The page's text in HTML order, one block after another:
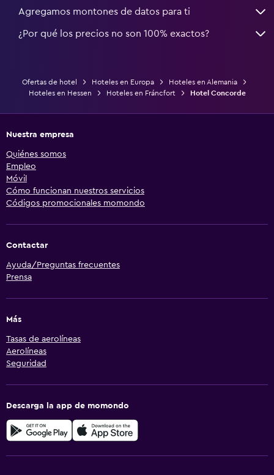
Agregamos montones de datos para ti
¿Por qué los precios no son 100% exactos?
Ofertas de hotel Hoteles en Europa
Hoteles en Alemania
Hoteles en Hessen
Hoteles en Fráncfort Hotel Concorde
Nuestra empresa
Quiénes somos
Empleo
Móvil
Cómo funcionan nuestros servicios
Códigos promocionales momondo
Contactar
Ayuda/Preguntas frecuentes
Prensa
Más
Tasas de aerolíneas
Aerolíneas
Seguridad
Descarga la app de momondo